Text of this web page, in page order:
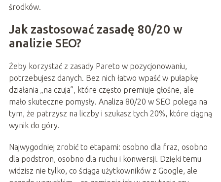
środków.
Jak zastosować zasadę 80/20 w
analizie SEO?
Żeby korzystać z zasady Pareto w pozycjonowaniu,
potrzebujesz danych. Bez nich łatwo wpaść w pułapkę
działania „na czuja”, które często premiuje głośne, ale
mało skuteczne pomysły. Analiza 80/20 w SEO polega na
tym, że patrzysz na liczby i szukasz tych 20%, które ciągną
wynik do góry.
Najwygodniej zrobić to etapami: osobno dla fraz, osobno
dla podstron, osobno dla ruchu i konwersji. Dzięki temu
widzisz nie tylko, co ściąga użytkowników z Google, ale